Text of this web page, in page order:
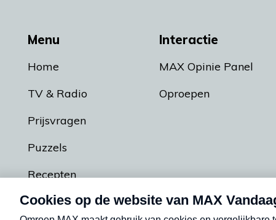
Menu
Home
TV & Radio
Prijsvragen
Puzzels
Recepten
Podcasts
Interactie
MAX Opinie Panel
Oproepen